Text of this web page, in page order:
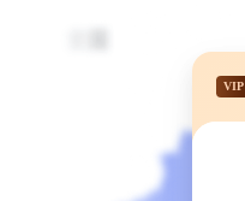
VIP